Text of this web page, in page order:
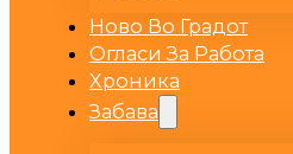
Ново Во Градот
Огласи За Работа
Хроника
Забава